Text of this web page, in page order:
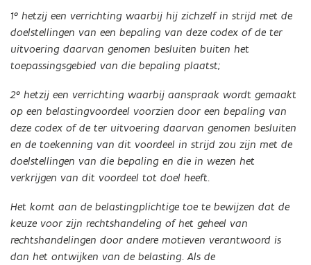
1° hetzij een verrichting waarbij hij zichzelf in strijd met de
doelstellingen van een bepaling van deze codex of de ter
uitvoering daarvan genomen besluiten buiten het
toepassingsgebied van die bepaling plaatst;
2° hetzij een verrichting waarbij aanspraak wordt gemaakt
op een belastingvoordeel voorzien door een bepaling van
deze codex of de ter uitvoering daarvan genomen besluiten
en de toekenning van dit voordeel in strijd zou zijn met de
doelstellingen van die bepaling en die in wezen het
verkrijgen van dit voordeel tot doel heeft.
Het komt aan de belastingplichtige toe te bewijzen dat de
keuze voor zijn rechtshandeling of het geheel van
rechtshandelingen door andere motieven verantwoord is
dan het ontwijken van de belasting. Als de